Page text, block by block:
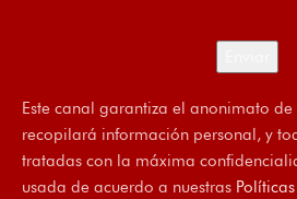
Este canal garantiza el anonimato de
recopilará información personal, y
tratadas con la máxima
usada de acuerdo a nuestras